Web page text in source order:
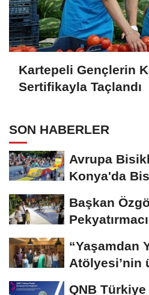
Kartepeli Gençlerin
Sertifikayla Taçlandı
SON HABERLER
Avrupa
Konya'da
Heyecanı
Başkan
“Yaşamdan
Atölyesi’nin
QNB Türkiye